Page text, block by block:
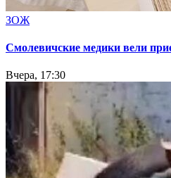
ЗОЖ
Смолевичские медики вели
Вчера, 17:30